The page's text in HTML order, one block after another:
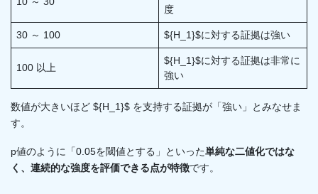
度
30 ～ 100 ${H_1}$​に対する証拠は強い
100 以上
${H_1}$​に対する証拠は非常に
強い
数値が大きいほど ${H_1}$​​ を支持する証拠が「強い」とみなせま
す。
p値のように「0.05を閾値とする」といった単純な二値化ではな
く、連続的な強度を評価できる点が特徴です。